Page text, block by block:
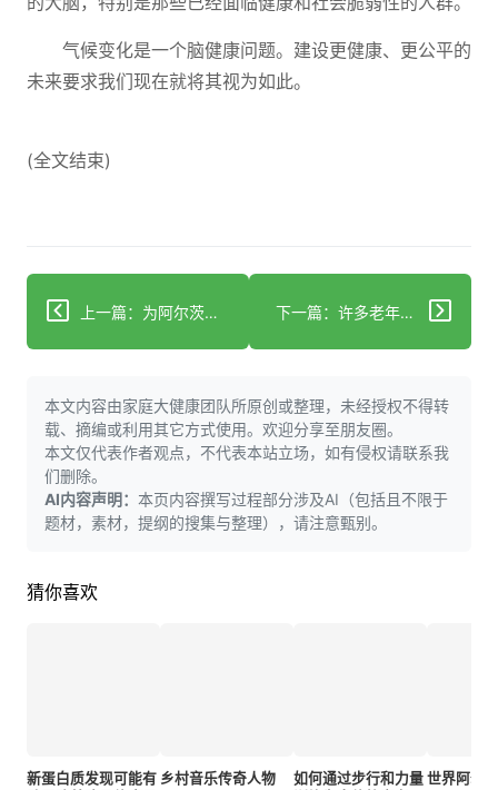
气候变化是一个脑健康问题。建设更健康、更公平的
未来要求我们现在就将其视为如此。
(全文结束)
上一篇：为阿尔茨海默病患者奏响和谐乐章 下一篇：许多老年人积极接种疫苗，研究证明他们是对的
本文内容由家庭大健康团队所原创或整理，未经授权不得转
载、摘编或利用其它方式使用。欢迎分享至朋友圈。
本文仅代表作者观点，不代表本站立场，如有侵权请联系我
们删除。
AI内容声明： 本页内容撰写过程部分涉及AI（包括且不限于
题材，素材，提纲的搜集与整理），请注意甄别。
猜你喜欢
新蛋白质发现可能有 乡村音乐传奇人物
如何通过步行和力量 世界阿尔